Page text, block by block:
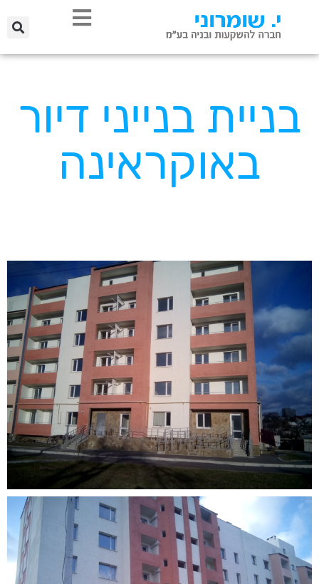
בניית בנייני דיור
באוקראינה